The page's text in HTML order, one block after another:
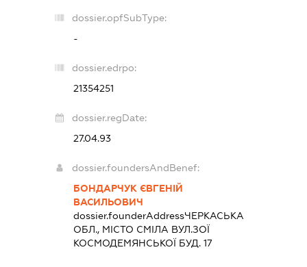
dossier.opfSubType:
-
dossier.edrpo:
21354251
dossier.regDate:
27.04.93
dossier.foundersAndBenef:
БОНДАРЧУК ЄВГЕНІЙ
ВАСИЛЬОВИЧ
dossier.founderAddressЧЕРКАСЬКА
ОБЛ., МІСТО СМІЛА ВУЛ.ЗОЇ
КОСМОДЕМЯНСЬКОЇ БУД. 17